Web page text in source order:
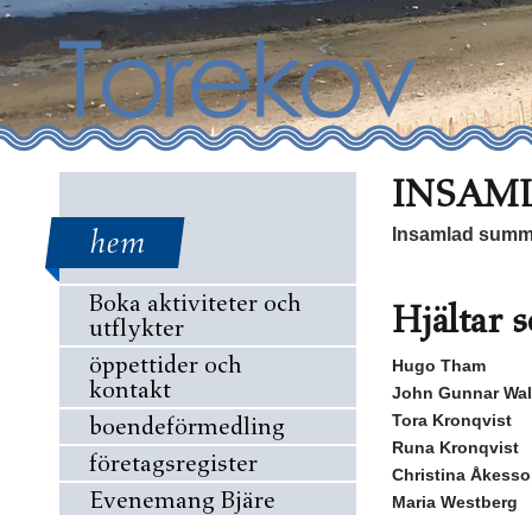
hem
Boka aktiviteter och
utflykter
öppettider och
kontakt
boendeförmedling
företagsregister
Evenemang Bjäre
Insamlad
Hjältar
Hugo Tham
John Gunnar
Tora Kronqvist
Runa Kronqvist
Christina
Maria Westberg